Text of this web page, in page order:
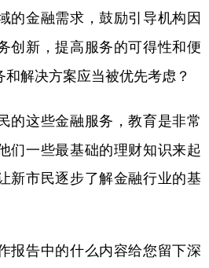
的金融需求，鼓励引导机构因
创新，提高服务的可得性和便
解决方案应当被优先考虑？
的这些金融服务，教育是非常
们一些最基础的理财知识来起
新市民逐步了解金融行业的基
报告中的什么内容给您留下深